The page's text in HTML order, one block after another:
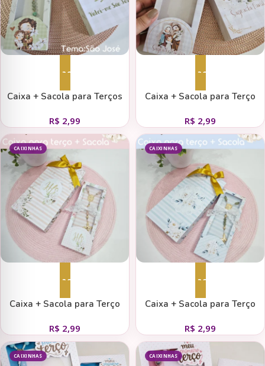
Adicionar ao carrinho
Caixa + Sacola para Terços
R$ 2,99
Adicionar ao carrinho
Caixa + Sacola para Terço
R$ 2,99
CAIXINHAS
Adicionar ao carrinho
Caixa + Sacola para Terço
R$ 2,99
CAIXINHAS
Adicionar ao carrinho
Caixa + Sacola para Terço
R$ 2,99
CAIXINHAS CAIXINHAS